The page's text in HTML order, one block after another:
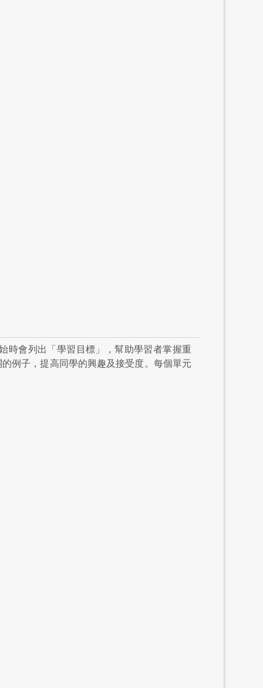
時會列出「學習目標」，幫助學習者掌握重
例子，提高同學的興趣及接受度。每個單元